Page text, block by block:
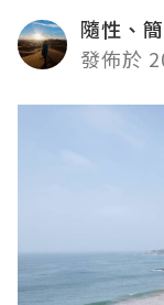
隨性、
發佈於